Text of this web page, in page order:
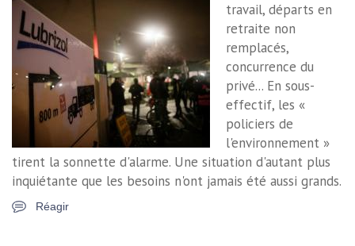
travail, départs en
retraite non
remplacés,
concurrence du
privé... En sous-
effectif, les «
policiers de
l'environnement »
tirent la sonnette d'alarme. Une situation d'autant plus
inquiétante que les besoins n'ont jamais été aussi grands.
Réagir